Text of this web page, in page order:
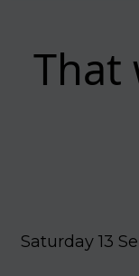
That
Saturday 13